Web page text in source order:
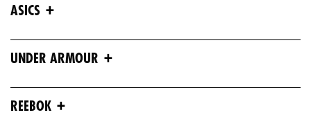
ASICS +
UNDER ARMOUR +
REEBOK +